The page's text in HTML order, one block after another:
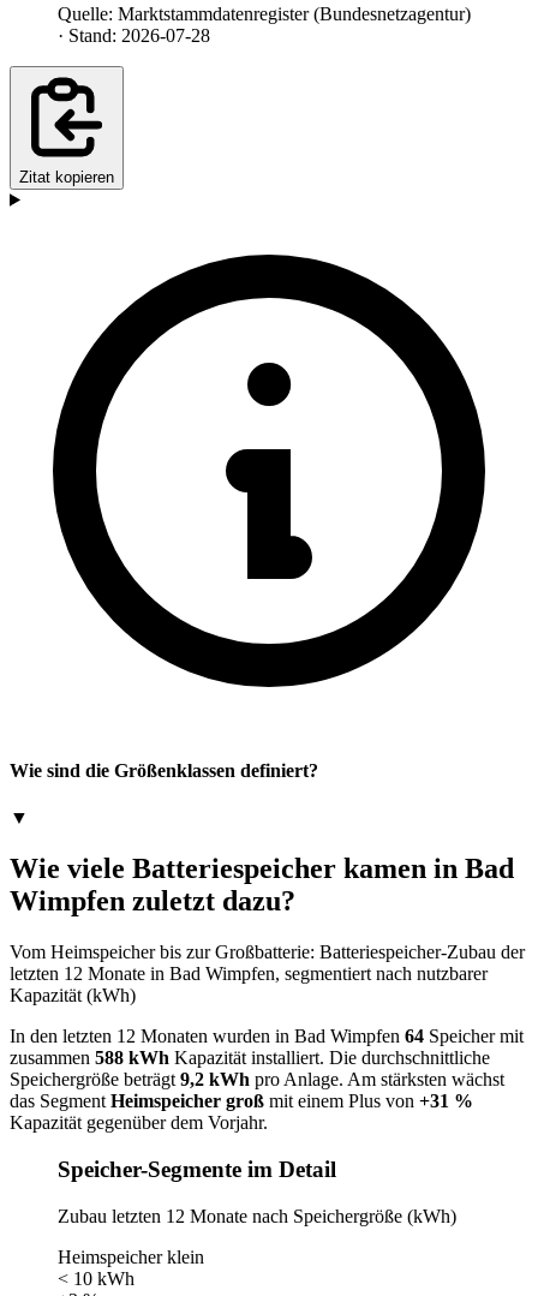
Quelle: Marktstammdatenregister (Bundesnetzagentur)
· Stand: 2026-07-28
Zitat kopieren
Wie sind die Größenklassen definiert?
▼
Wie viele Batteriespeicher kamen in Bad
Wimpfen zuletzt dazu?
Vom Heimspeicher bis zur Großbatterie: Batteriespeicher-Zubau der
letzten 12 Monate in Bad Wimpfen, segmentiert nach nutzbarer
Kapazität (kWh)
In den letzten 12 Monaten wurden in Bad Wimpfen 64 Speicher mit
zusammen 588 kWh Kapazität installiert. Die durchschnittliche
Speichergröße beträgt 9,2 kWh pro Anlage. Am stärksten wächst
das Segment Heimspeicher groß mit einem Plus von +31 %
Kapazität gegenüber dem Vorjahr.
Speicher-Segmente im Detail
Zubau letzten 12 Monate nach Speichergröße (kWh)
Heimspeicher klein
< 10 kWh